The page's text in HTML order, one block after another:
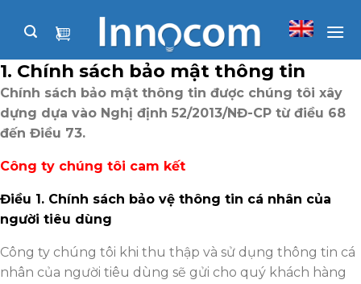
1. Chính sách bảo mật thông tin
Chính sách bảo mật thông tin được chúng tôi xây
dựng dựa vào Nghị định 52/2013/NĐ-CP từ điều 68
đến Điều 73.
Công ty chúng tôi cam kết
Điều 1. Chính sách bảo vệ thông tin cá nhân của
người tiêu dùng
Công ty chúng tôi khi thu thập và sử dụng thông tin cá
nhân của người tiêu dùng sẽ gửi cho quý khách hàng